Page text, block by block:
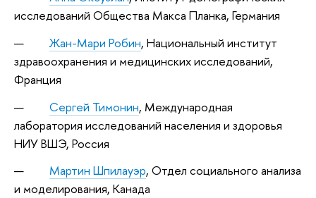
исследований Общества Макса Планка, Германия
Жан-Мари Робин, Национальный институт
здравоохранения и медицинских исследований,
Франция
Сергей Тимонин, Международная
лаборатория исследований населения и здоровья
НИУ ВШЭ, Россия
Мартин Шпилауэр, Отдел социального анализа
и моделирования, Канада